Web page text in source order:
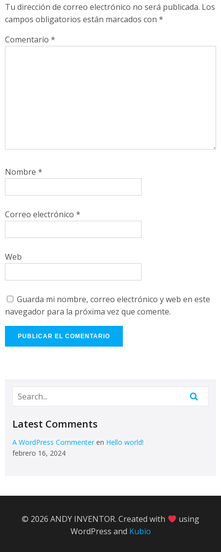
Tu dirección de correo electrónico no será publicada. Los
campos obligatorios están marcados con *
Comentario *
Nombre *
Correo electrónico *
Web
Guarda mi nombre, correo electrónico y web en este
navegador para la próxima vez que comente.
Latest Comments
A WordPress Commenter en Hello world!
febrero 16, 2024
© 2026 ANDY INVENTOR. Created with
using
WordPress and Kubio